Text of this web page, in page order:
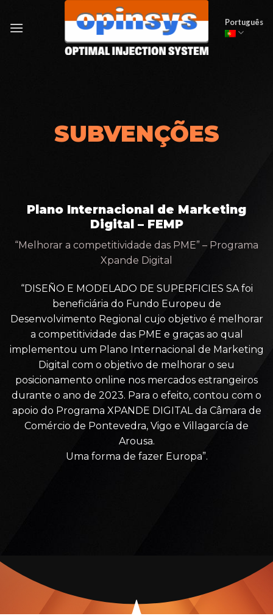
Português
SUBVENÇÕES
Plano Internacional de Marketing
Digital – FEMP
“Melhorar a competitividade das PME” – Programa
Xpande Digital
“DISEÑO E MODELADO DE SUPERFICIES SA foi
beneficiária do Fundo Europeu de
Desenvolvimento Regional cujo objetivo é melhorar
a competitividade das PME e graças ao qual
implementou um Plano Internacional de Marketing
Digital com o objetivo de melhorar o seu
posicionamento online nos mercados estrangeiros
durante o ano de 2023. Para o efeito, contou com o
apoio do Programa XPANDE DIGITAL da Câmara de
Comércio de Pontevedra, Vigo e Villagarcía de
Arousa.
Uma forma de fazer Europa”.